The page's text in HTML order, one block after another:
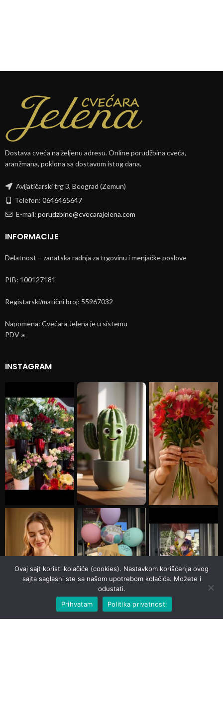
Dostava cveća na željenu adresu. Online porudžbina cveća,
aranžmana, poklona sa dostavom istog dana.
Avijatičarski trg 3, Beograd (Zemun)
Telefon: 0646465647
E-mail: porudzbine@cvecarajelena.com
INFORMACIJE
Delatnost – zanatska radnja za trgovinu i menjačke poslove
PIB: 100127181
Registarski/matični broj: 55967032
Napomena: Cvećara Jelena je u sistemu
PDV-a
INSTAGRAM
Ovaj sajt koristi kolačiće (cookies). Nastavkom korišćenja ovog
sajta saglasni ste sa našom upotrebom kolačića. Možete i
odustati.
Prihvatam
Politika privatnosti